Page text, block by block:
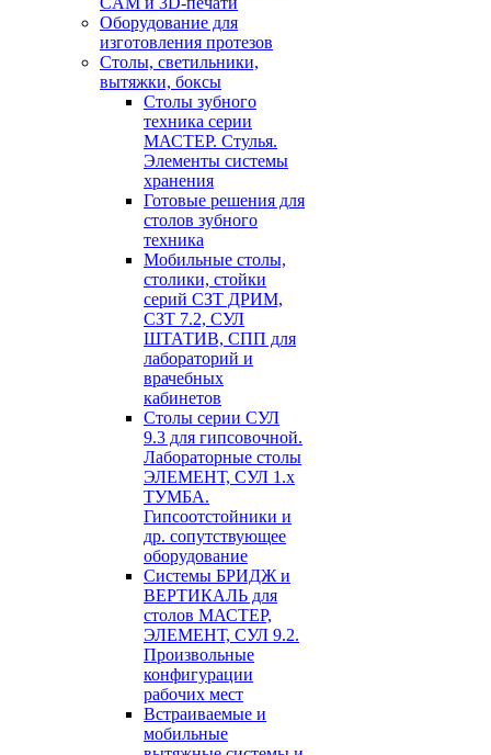
Оборудование для
изготовления протезов
Cтолы, светильники,
вытяжки, боксы
Столы зубного
техника серии
МАСТЕР. Стулья.
Элементы системы
хранения
Готовые решения для
столов зубного
техника
Мобильные столы,
столики, стойки
серий СЗТ ДРИМ,
СЗТ 7.2, СУЛ
ШТАТИВ, СПП для
лабораторий и
врачебных
кабинетов
Столы серии СУЛ
9.3 для гипсовочной.
Лабораторные столы
ЭЛЕМЕНТ, СУЛ 1.х
ТУМБА.
Гипсоотстойники и
др. сопутствующее
оборудование
Системы БРИДЖ и
ВЕРТИКАЛЬ для
столов МАСТЕР,
ЭЛЕМЕНТ, СУЛ 9.2.
Произвольные
конфигурации
рабочих мест
Встраиваемые и
мобильные